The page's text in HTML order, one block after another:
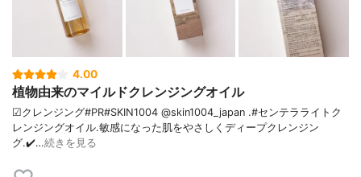
4.00
植物由来のマイルドクレンジングオイル
☑クレンジング#PR#SKIN1004 @skin1004_japan .#センテラライトク
レンジングオイル.敏感になった肌をやさしくディープクレンジン
グ.✔️…続きを見る